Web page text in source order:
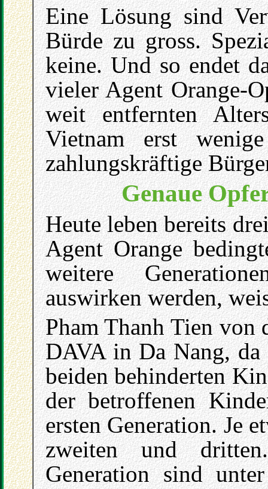
Eine Lösung sind
Bürde zu gross.
keine. Und so endet
vieler Agent Orange-
weit entfernten
Vietnam erst
zahlungskräftige
Genaue
Heute leben bereits
Agent Orange
weitere
auswirken werden,
Pham Thanh Tien von
DAVA in Da Nang,
beiden behinderten
der betroffenen
ersten Generation. Je
zweiten und
Generation sind